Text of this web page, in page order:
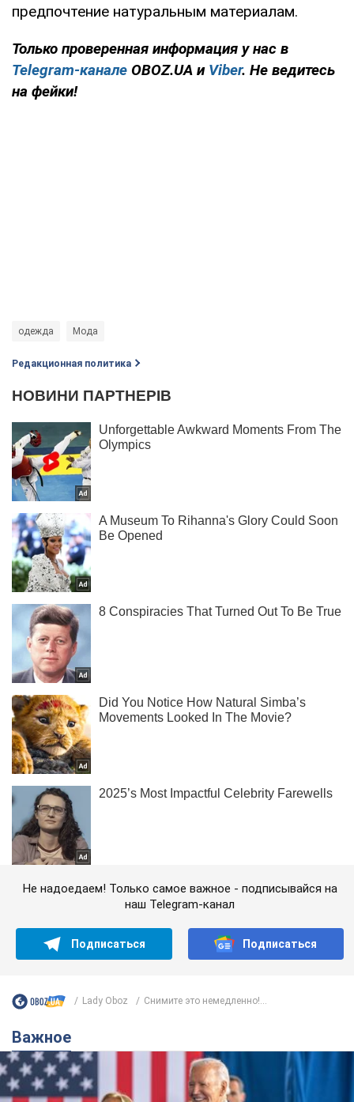
предпочтение натуральным материалам.
Только проверенная информация у нас в
Telegram-канале OBOZ.UA и Viber. Не ведитесь
на фейки!
одежда Мода
Редакционная политика
Не надоедаем! Только самое важное - подписывайся на
наш Telegram-канал
Подписаться Подписаться
Lady Oboz Снимите это немедленно!...
Важное